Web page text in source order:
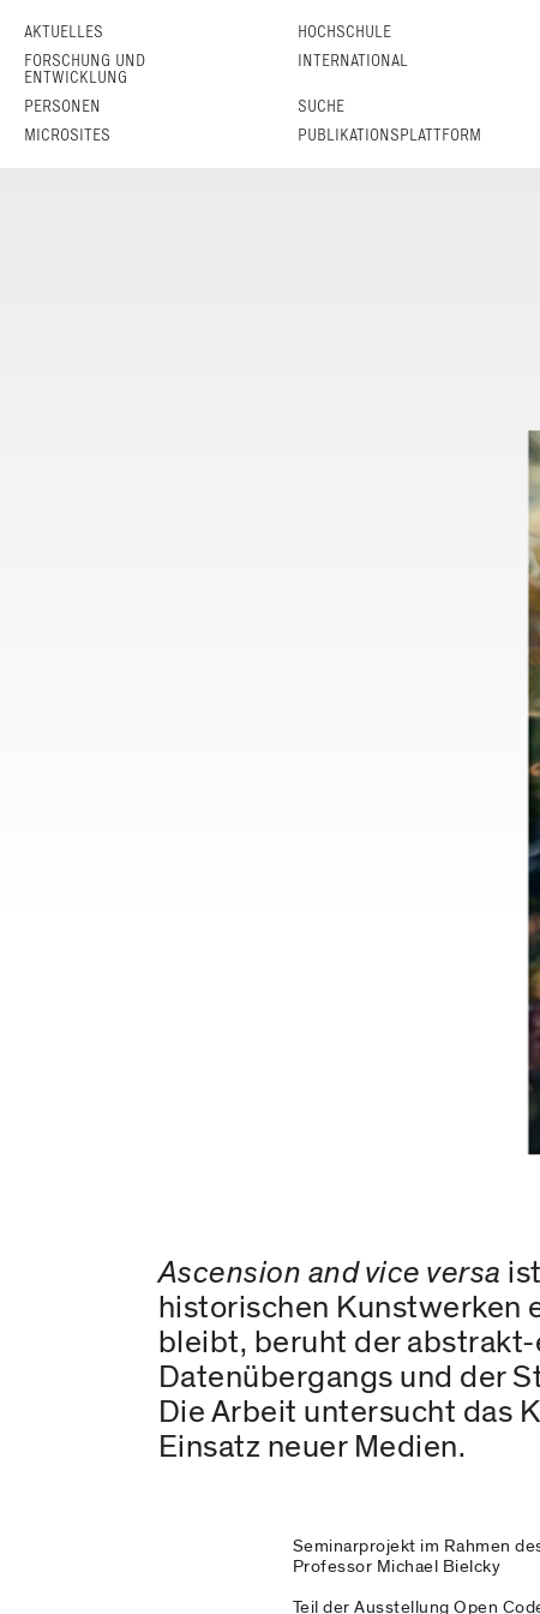
AKTUELLES HOCHSCHULE
FORSCHUNG UND
ENTWICKLUNG
INTERNATIONAL
PERSONEN SUCHE
MICROSITES
PUBLIKATIONSPLATTFORM
Ascension and vice versa
historischen Kunstwerken
bleibt, beruht der
Datenübergangs und der
Die Arbeit untersucht das
Einsatz neuer Medien.
Seminarprojekt im Rahmen
Professor Michael Bielcky
Teil der Ausstellung Open